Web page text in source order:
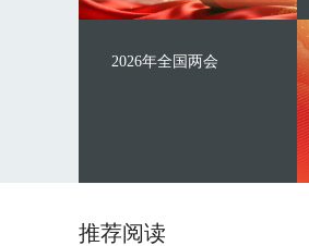
2026年全国两会
推荐阅读